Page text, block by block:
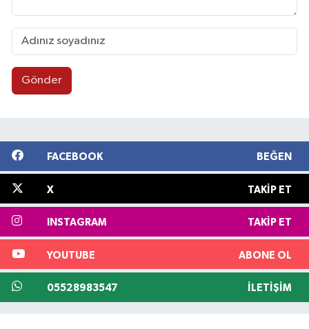
Gönder
FACEBOOK BEĞEN
X TAKIP ET
INSTAGRAM TAKIP ET
YOUTUBE ABONE OL
05528983547 İLETIŞIM